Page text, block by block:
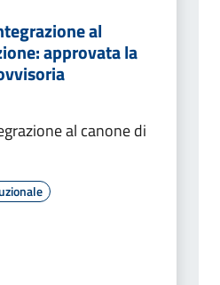
al
approvata la
al canone di